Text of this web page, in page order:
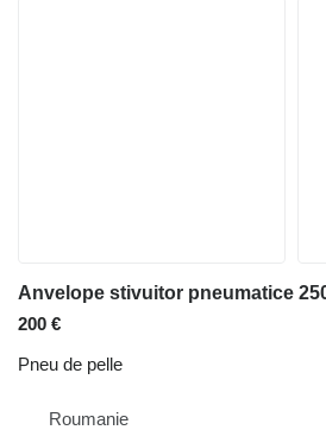
Anvelope stivuitor pneumatice
200 €
Pneu de pelle
Roumanie